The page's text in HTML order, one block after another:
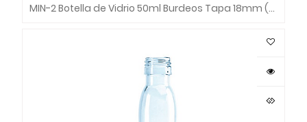
MIN-2 Botella de Vidrio 50ml Burdeos Tapa 18mm (Bandeja x 140 unds.)